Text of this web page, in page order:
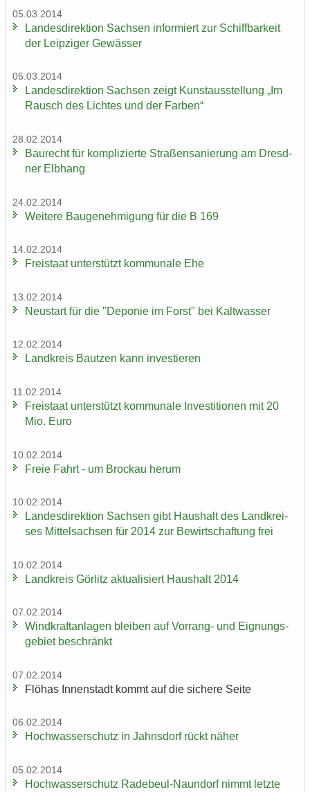
05.03.2014
Lan­des­di­rek­ti­on Sach­sen in­for­miert zur Schiff­bar­keit
der Leip­zi­ger Ge­wäs­ser
05.03.2014
Lan­des­di­rek­ti­on Sach­sen zeigt Kunst­aus­stel­lung „Im
Rausch des Lich­tes und der Far­ben“
28.02.2014
Bau­recht für kom­pli­zier­te Stra­ßen­sa­nie­rung am Dresd­
ner Elb­hang
24.02.2014
Wei­te­re Bau­ge­neh­mi­gung für die B 169
14.02.2014
Frei­staat un­ter­stützt kom­mu­na­le Ehe
13.02.2014
Neu­start für die "De­po­nie im Forst" bei Kalt­was­ser
12.02.2014
Land­kreis Baut­zen kann in­ves­tie­ren
11.02.2014
Frei­staat un­ter­stützt kom­mu­na­le In­ves­ti­tio­nen mit 20
Mio. Euro
10.02.2014
Freie Fahrt - um Bro­ckau herum
10.02.2014
Lan­des­di­rek­ti­on Sach­sen gibt Haus­halt des Landkrei­
ses Mit­tel­sach­sen für 2014 zur Be­wirt­schaf­tung frei
10.02.2014
Land­kreis Gör­litz ak­tua­li­siert Haus­halt 2014
07.02.2014
Wind­kraft­an­la­gen blei­ben auf Vorrang-​ und Eig­nungs­
ge­biet be­schränkt
07.02.2014
Flöhas In­nen­stadt kommt auf die si­che­re Seite
06.02.2014
Hoch­was­ser­schutz in Jahns­dorf rückt näher
05.02.2014
Hoch­was­ser­schutz Radebeul-​Naundorf nimmt letz­te